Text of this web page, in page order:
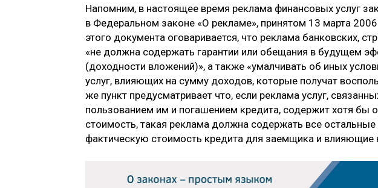
Напомним, в настоящее время реклама финансовых услуг
в Федеральном законе «О рекламе», принятом 13 марта
этого документа оговаривается, что реклама банковских,
«не должна содержать гарантии или обещания в будущем
(доходности вложений)», а также «умалчивать об иных
услуг, влияющих на сумму доходов, которые получат
же пункт предусматривает что, если реклама услуг,
пользованием им и погашением кредита, содержит хотя бы
стоимость, такая реклама должна содержать все
фактическую стоимость кредита для заемщика и влияющие